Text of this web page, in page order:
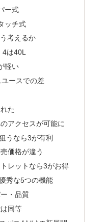
ー式
ッチ式
考えるか
4は40L
軽い
ースでの差
た
アクセスが可能に
うなら3が有利
価格が違う
レットなら3がお得
秀な5つの機能
・品質
同等